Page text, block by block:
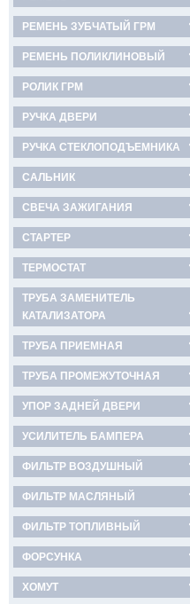
РЕМЕНЬ ЗУБЧАТЫЙ ГРМ
РЕМЕНЬ ПОЛИКЛИНОВЫЙ
РОЛИК ГРМ
РУЧКА ДВЕРИ
РУЧКА СТЕКЛОПОДЪЕМНИКА
САЛЬНИК
СВЕЧА ЗАЖИГАНИЯ
СТАРТЕР
ТЕРМОСТАТ
ТРУБА ЗАМЕНИТЕЛЬ
КАТАЛИЗАТОРА
ТРУБА ПРИЕМНАЯ
ТРУБА ПРОМЕЖУТОЧНАЯ
УПОР ЗАДНЕЙ ДВЕРИ
УСИЛИТЕЛЬ БАМПЕРА
ФИЛЬТР ВОЗДУШНЫЙ
ФИЛЬТР МАСЛЯНЫЙ
ФИЛЬТР ТОПЛИВНЫЙ
ФОРСУНКА
ХОМУТ